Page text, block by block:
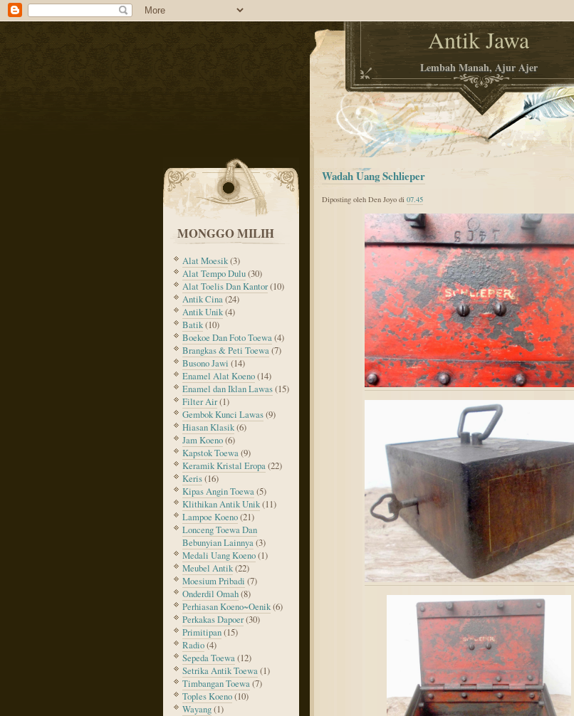
Antik Jawa
Lembah Manah, Ajur Ajer
MONGGO MILIH
Alat Moesik(3)
Alat Tempo Dulu(30)
Alat Toelis Dan Kantor(10)
Antik Cina (24)
Antik Unik(4)
Batik(10)
Boekoe Dan Foto Toewa (4)
Brangkas & Peti Toewa (7)
Busono Jawi (14)
Enamel Alat Koeno(14)
Enamel dan Iklan Lawas(15)
Filter Air(1)
Gembok Kunci Lawas(9)
Hiasan Klasik(6)
Jam Koeno(6)
Kapstok Toewa (9)
Keramik Kristal Eropa (22)
Keris(16)
Kipas Angin Toewa (5)
Klithikan Antik Unik(11)
Lampoe Koeno(21)
Lonceng Toewa Dan
Bebunyian Lainnya (3)
Medali Uang Koeno(1)
Meubel Antik(22)
Moesium Pribadi (7)
Onderdil Omah(8)
Perhiasan Koeno~Oenik(6)
Perkakas Dapoer(30)
Primitipan(15)
Radio(4)
Sepeda Toewa (12)
Setrika Antik Toewa (1)
Timbangan Toewa (7)
Toples Koeno(10)
Wayang(1)
Wadah Uang Schlieper
Diposting oleh Den Joyo di 07.45